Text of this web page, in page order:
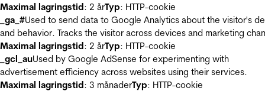
Maximal lagringstid: 2 årTyp: HTTP-cookie
_ga_#Used to send data to Google Analytics about the visitor's
and behavior. Tracks the visitor across devices and marketing
Maximal lagringstid: 2 årTyp: HTTP-cookie
_gcl_auUsed by Google AdSense for experimenting with
advertisement efficiency across websites using their services.
Maximal lagringstid: 3 månaderTyp: HTTP-cookie